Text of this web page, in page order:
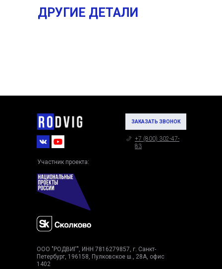
ДРУГИЕ ДЕТАЛИ
ЗАКАЗАТЬ ЗВОНОК
ООО "РОДВИГ", ИНН 7816279857, г. Санкт-
Петербург, 196158, Пулковское ш., 28А, офис
1402
Участник проекта:
+7 (800) 302-47-
83